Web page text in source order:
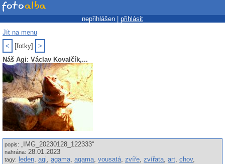
nepřihlášen | přihlásit
Jít na menu
<
[fotky]
>
Náš Agi: Václav Kovalčík,...
popis: „IMG_20230128_122333“
nahrána: 28.01.2023
tagy: leden, agi, agama, agama, vousatá, zvíře, zvířata, art, chov,